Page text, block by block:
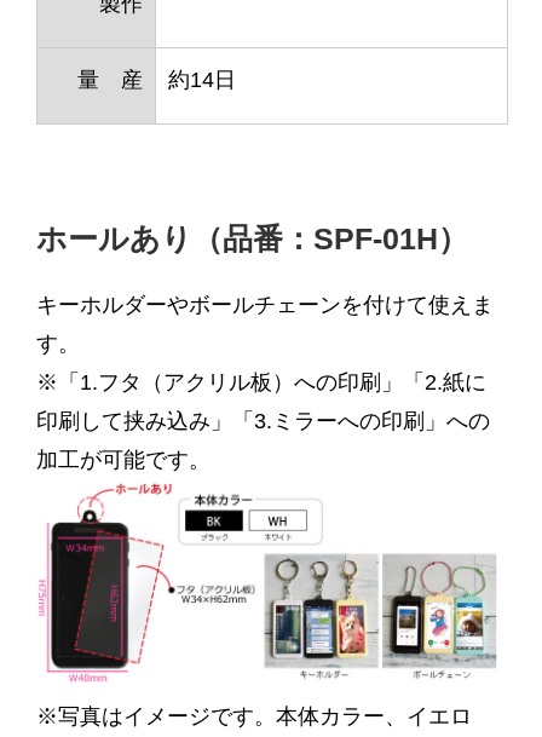
量 産 約14日
ホールあり（品番：SPF-01H）
キーホルダーやボールチェーンを付けて使えま
す。
※「1.フタ（アクリル板）への印刷」「2.紙に
印刷して挟み込み」「3.ミラーへの印刷」への
加工が可能です。
※写真はイメージです。本体カラー、イエロ